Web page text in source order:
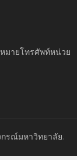
มายโทรศัพท์หน่วย
รณ์มหาวิทยาลัย.